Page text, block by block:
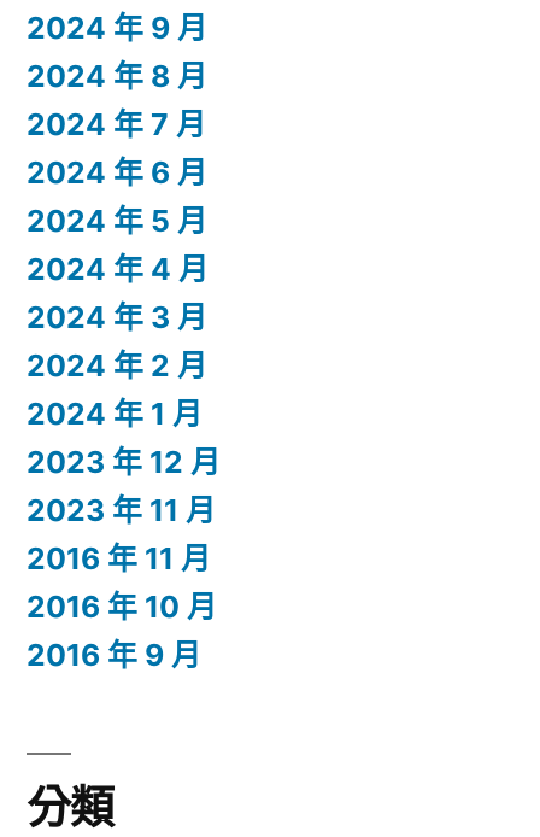
2024 年 9 月
2024 年 8 月
2024 年 7 月
2024 年 6 月
2024 年 5 月
2024 年 4 月
2024 年 3 月
2024 年 2 月
2024 年 1 月
2023 年 12 月
2023 年 11 月
2016 年 11 月
2016 年 10 月
2016 年 9 月
分類